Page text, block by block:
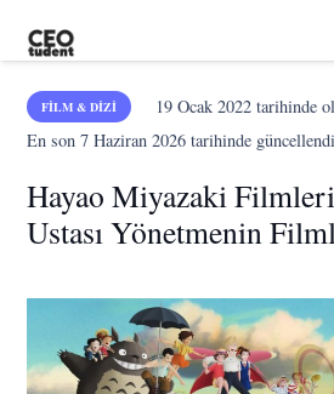
FILM & DIZI 19 Ocak 2022tarihinde
En son7 Haziran 2026 tarihinde güncellendi
Hayao Miyazaki
Ustası Yönetmenin